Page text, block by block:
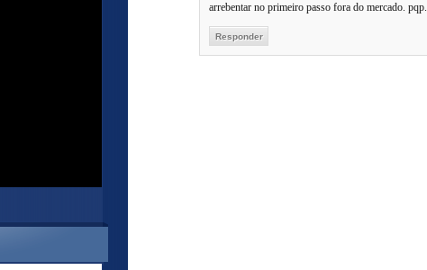
arrebentar no primeiro passo fora do mercado. pqp.
Responder